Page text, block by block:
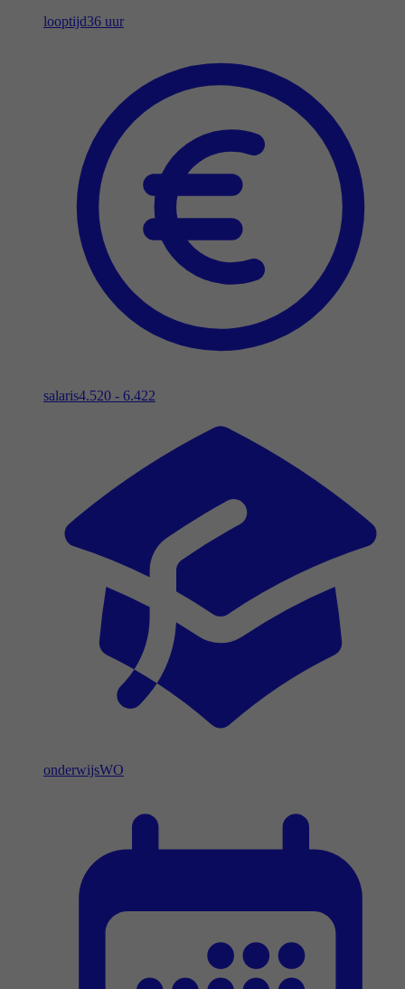
looptijd36 uur
salaris4.520 - 6.422
onderwijsWO